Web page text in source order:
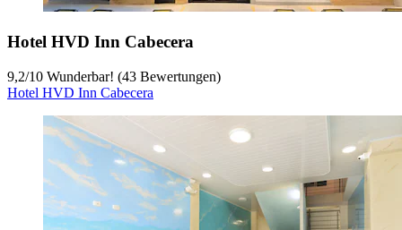
Hotel HVD Inn Cabecera
9,2/10 Wunderbar! (43 Bewertungen)
Hotel HVD Inn Cabecera